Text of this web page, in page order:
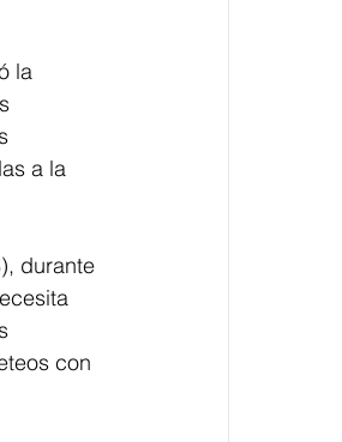
la
a la
durante
con